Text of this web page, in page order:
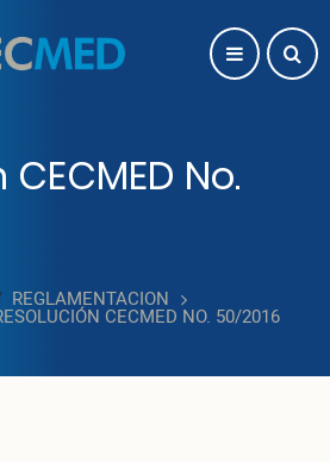
No.
REGLAMENTACION
CECMED NO. 50/2016